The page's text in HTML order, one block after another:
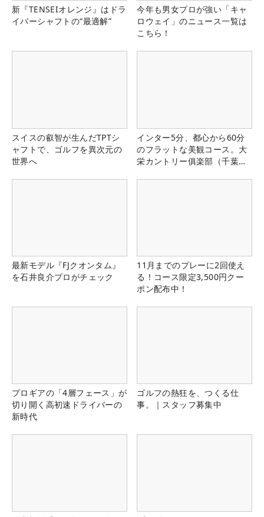
新『TENSEIオレンジ』はドラ
イバーシャフトの“最適解”
今年も男女プロが強い「キャ
ロウェイ」のニュース一覧は
こちら！
スイスの叡智が生んだTPTシ
ャフトで、ゴルフを異次元の
世界へ
インター5分、都心から60分
のフラットな美観コース。大
栄カントリー俱楽部（千葉
最新モデル『FJクオンタム』
を石井良介プロがチェック
11月までのプレーに2回使え
る！コース限定3,500円クー
ポン配布中！
プロギアの「4層フェース」が
切り開く高初速ドライバーの
新時代
ゴルフの熱狂を、つくる仕
事。｜スタッフ募集中